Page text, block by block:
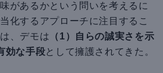
があるかという問いを考えるに
化するアプローチに注目するこ
、デモは （1）自らの誠実さを示
効な手段として擁護されてきた。